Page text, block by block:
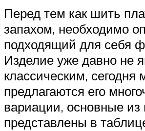
Перед тем как шить
запахом, необходимо
подходящий для себя
Изделие уже давно не
классическим, сегодня
предлагаются его
вариации, основные из
представлены в